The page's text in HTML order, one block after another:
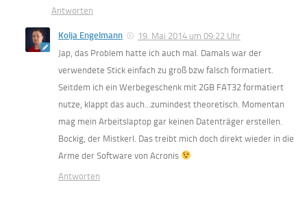
Antworten
Kolja Engelmann
19. Mai 2014 um 09:22 Uhr
Jap, das Problem hatte ich auch mal. Damals war der
verwendete Stick einfach zu groß bzw falsch formatiert.
Seitdem ich ein Werbegeschenk mit 2GB FAT32 formatiert
nutze, klappt das auch…zumindest theoretisch. Momentan
mag mein Arbeitslaptop gar keinen Datenträger erstellen.
Bockig, der Mistkerl. Das treibt mich doch direkt wieder in die
Arme der Software von Acronis
Antworten